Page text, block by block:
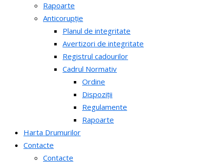
Rapoarte
Anticorupție
Planul de integritate
Avertizori de integritate
Registrul cadourilor
Cadrul Normativ
Ordine
Dispoziții
Regulamente
Rapoarte
Harta Drumurilor
Contacte
Contacte